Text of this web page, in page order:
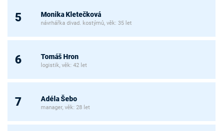
5 Monika Kletečková
návrhářka divad. kostýmů, věk: 35 let
6 Tomáš Hron
logistik, věk: 42 let
7 Adéla Šebo
manager, věk: 28 let